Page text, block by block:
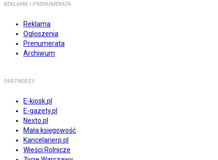
REKLAMA I PRENUMERATA
Reklama
Ogłoszenia
Prenumerata
Archiwum
PARTNERZY
E-kiosk.pl
E-gazety.pl
Nexto.pl
Mała księgowość
Kancelarierp.pl
Wieści Rolnicze